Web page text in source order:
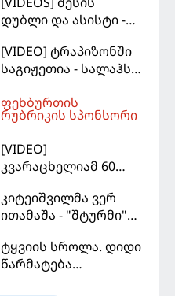
ვინისიუსის
მომავალი გადაწყდა
დუბლი და ასისტი -
"სან ლუისს" მოუგო
[VIDEO] ტრაპიზონში
საგიჟეთია - სალაჰს
დახვდა
ფეხბურთის
რუბრიკის სპონსორი
[VIDEO]
კვარაცხელიამ 60
სეზონის პირველ
მატჩში
დამარცხდა
კიტეიშვილმა ვერ
ითამაშა - "შტურმი"
"ფენერბაჰჩესთან"
დამარცხდა
ტყვიის სროლა. დიდი
წარმატება